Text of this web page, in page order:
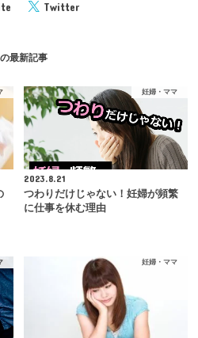
Twitter
最新記事
妊婦・ママ
2023.8.21
つわりだけじゃない！妊婦が頻繁
に仕事を休む理由
妊婦・ママ